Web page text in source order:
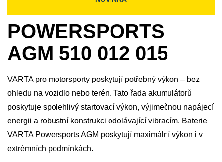
POWERSPORTS
AGM 510 012 015
VARTA pro motorsporty poskytují potřebný výkon – bez
ohledu na vozidlo nebo terén. Tato řada akumulátorů
poskytuje spolehlivý startovací výkon, výjimečnou napájecí
energii a robustní konstrukci odolávající vibracím. Baterie
VARTA Powersports AGM poskytují maximální výkon i v
extrémních podmínkách.